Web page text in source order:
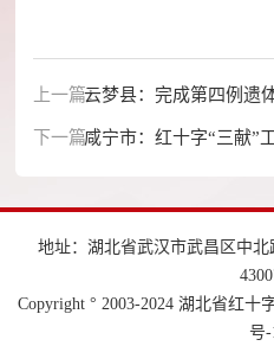
上一篇：云梦县：完成第四例遗
下一篇：咸宁市：红十字“三献”
地址：湖北省武汉市武昌区中北
Copyright ° 2003-2024 湖北省红十
号-